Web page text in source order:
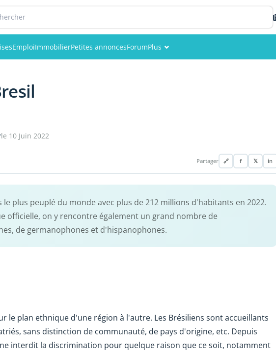
EmploiImmobilierPetites annoncesForumPlus
le 10 Juin 2022
Partager 🔗 f 𝕏 in
le plus peuplé du monde avec plus de 212 millions d'habitants en 2022.
officielle, on y rencontre également un grand nombre de
de germanophones et d'hispanophones.
le plan ethnique d'une région à l'autre. Les Brésiliens sont accueillants
sans distinction de communauté, de pays d'origine, etc. Depuis
interdit la discrimination pour quelque raison que ce soit, notamment